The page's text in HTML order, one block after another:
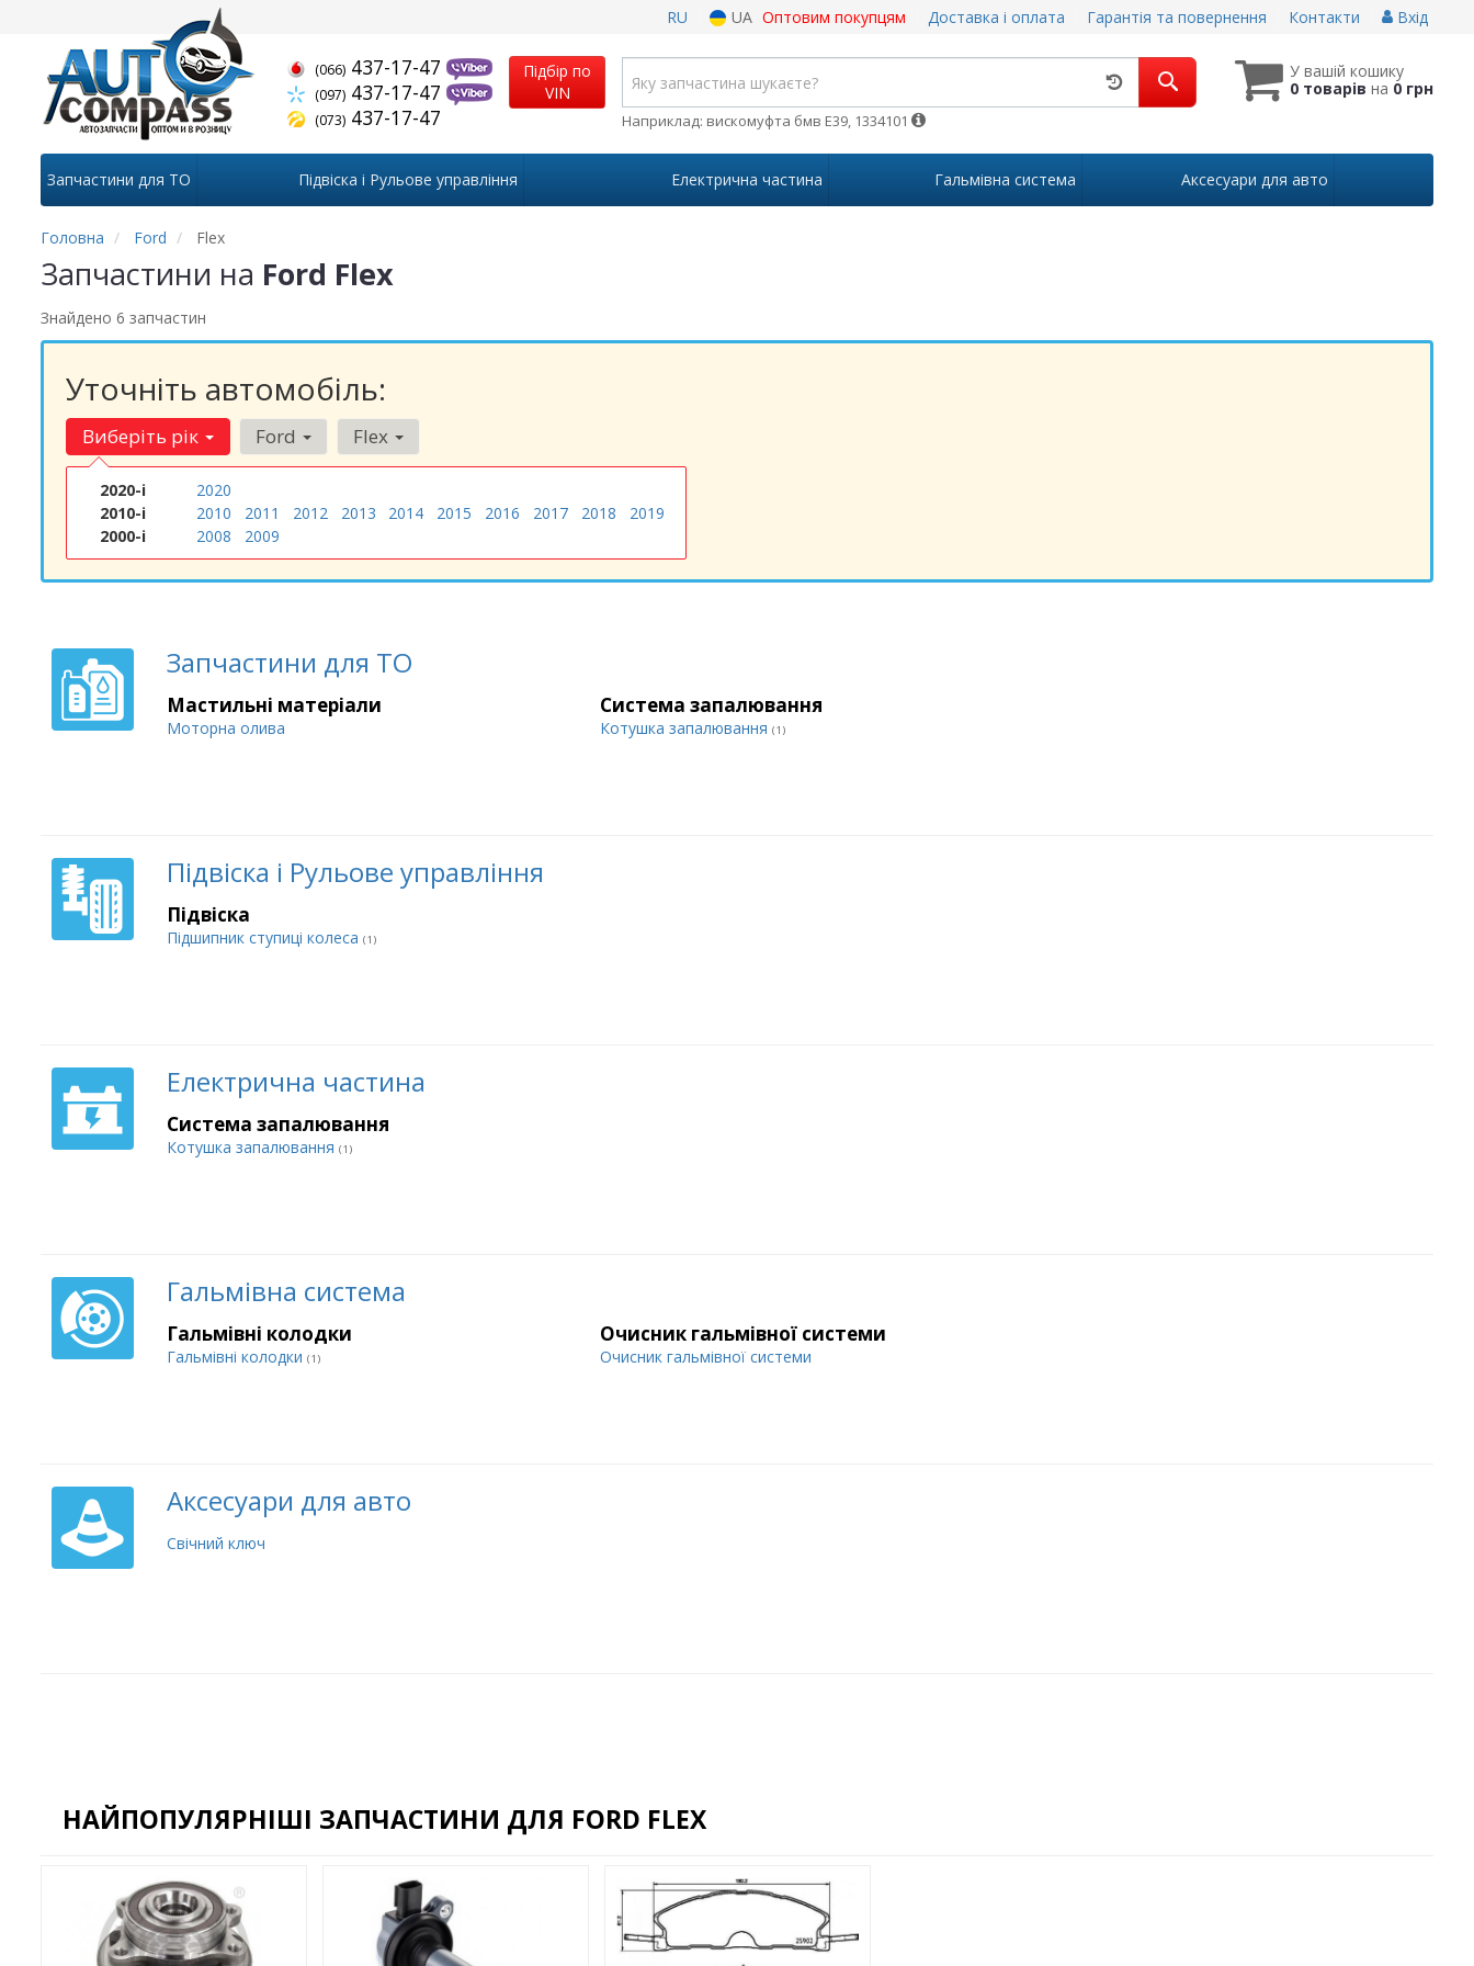
RU UA Оптовим покупцям Доставка і оплата Гарантія та повернення Контакти Вхід
(066) 437-17-47
(097) 437-17-47
(073) 437-17-47
Підбір по
VIN
У вашій кошику
0 товарів на 0 грн
Наприклад: вискомуфта бмв Е39, 1334101
Запчастини для ТО Підвіска і Рульове управління Електрична частина Гальмівна система Аксесуари для авто
Головна Ford Flex
Запчастини на Ford Flex
Знайдено 6 запчастин
Уточніть автомобіль:
Виберіть рік
2020-і
2020
2010-і
2010 2011 2012 2013 2014 2015 2016 2017 2018
2019
2000-і
2008 2009
Ford Flex
Запчастини для ТО
Мастильні матеріали
Моторна олива
Система запалювання
Котушка запалювання (1)
Підвіска і Рульове управління
Підвіска
Підшипник ступиці колеса (1)
Електрична частина
Система запалювання
Котушка запалювання (1)
Гальмівна система
Гальмівні колодки
Гальмівні колодки (1)
Очисник гальмівної системи
Очисник гальмівної системи
Аксесуари для авто
Свічний ключ
НАЙПОПУЛЯРНІШІ ЗАПЧАСТИНИ ДЛЯ FORD FLEX